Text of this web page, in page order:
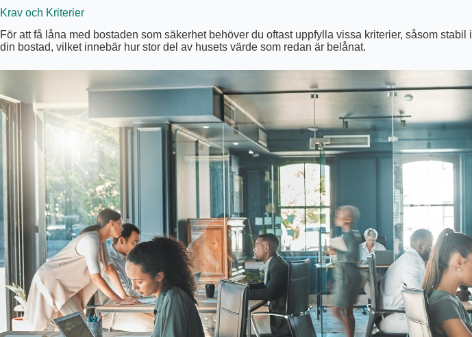
Krav och Kriterier
För att få låna med bostaden som säkerhet behöver du oftast uppfylla vissa kriterier, såsom
din bostad, vilket innebär hur stor del av husets värde som redan är belånat.